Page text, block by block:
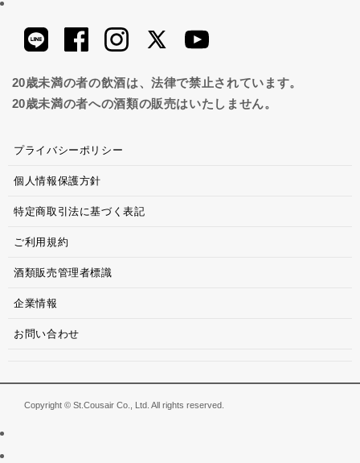
20歳未満の者の飲酒は、法律で禁止されています。
20歳未満の者への酒類の販売はいたしません。
プライバシーポリシー
個人情報保護方針
特定商取引法に基づく表記
ご利用規約
酒類販売管理者標識
企業情報
お問い合わせ
Copyright © St.Cousair Co., Ltd. All rights reserved.